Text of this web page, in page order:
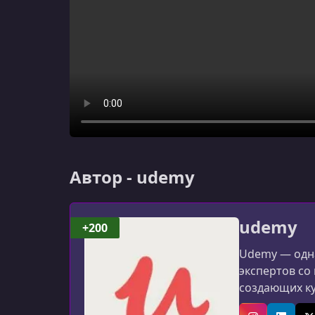
Автор - udemy
udemy
Udemy —
экспертов
создающих
+200